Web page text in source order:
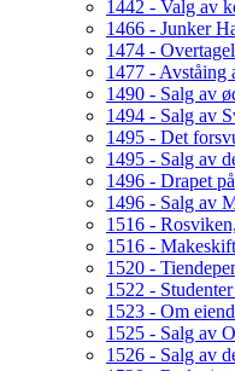
1442 - Valg av
1466 - Junker
1474 -
1477 - Avståing
1490 - Salg av
1494 - Salg av
1495 - Det
1495 - Salg av
1496 - Drapet
1496 - Salg av
1516 -
1516 -
1520 -
1522 -
1523 - Om
1525 - Salg av
1526 - Salg av